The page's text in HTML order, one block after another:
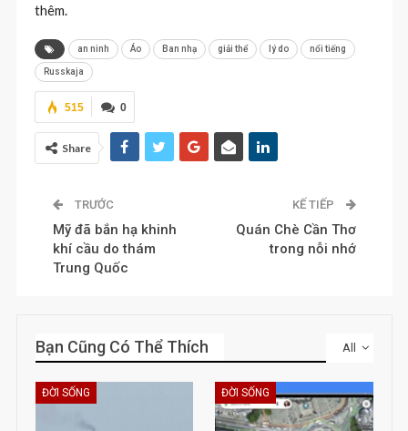
thêm.
an ninh Áo Ban nhạ giải thể lý do nổi tiếng
Russkaja
0
515
Share
TRƯỚC
Mỹ đã bắn hạ khinh
khí cầu do thám
Trung Quốc
KẾ TIẾP
Quán Chè Cần Thơ
trong nỗi nhớ
All
Bạn Cũng Có Thể Thích
ĐỜI SỐNG ĐỜI SỐNG